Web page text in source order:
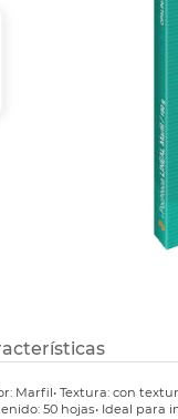
Marfil• Textura: con
50 hojas• Ideal para